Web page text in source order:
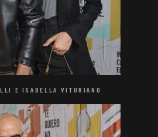
E ISABELLA VITURIANO